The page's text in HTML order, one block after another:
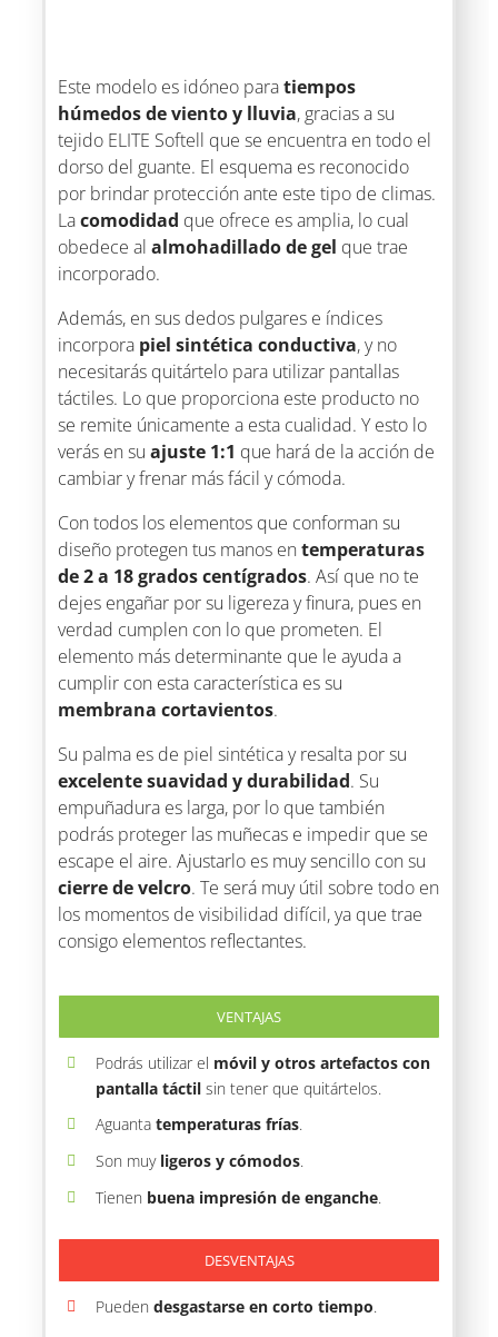
Este modelo es idóneo paratiempos
húmedos de viento y lluvia, gracias a su
tejido ELITE Softell que se encuentra en todo el
dorso del guante. El esquema es reconocido
por brindar protección ante este tipo de climas.
Lacomodidad que ofrece es amplia, lo cual
obedece alalmohadillado de gel que trae
incorporado.
Además, en sus dedos pulgares e índices
incorpora piel sintética conductiva, y no
necesitarás quitártelo para utilizar pantallas
táctiles. Lo que proporciona este producto no
se remite únicamente a esta cualidad. Y esto lo
verás en suajuste 1:1 que hará de la acción de
cambiar y frenar más fácil y cómoda.
Con todos los elementos que conforman su
diseño protegen tus manos entemperaturas
de 2 a 18 grados centígrados. Así que no te
dejes engañar por su ligereza y finura, pues en
verdad cumplen con lo que prometen. El
elemento más determinante que le ayuda a
cumplir con esta característica es su
membrana cortavientos.
Su palma es de piel sintética y resalta por su
excelente suavidad y durabilidad. Su
empuñadura es larga, por lo que también
podrás proteger las muñecas e impedir que se
escape el aire. Ajustarlo es muy sencillo con su
cierre de velcro. Te será muy útil sobre todo en
los momentos de visibilidad difícil, ya que trae
consigo elementos reflectantes.
VENTAJAS
Podrás utilizar el móvil y otros artefactos con
pantalla táctilsin tener que quitártelos.
Aguanta temperaturas frías.
Son muy ligeros y cómodos.
Tienen buena impresión de enganche.
DESVENTAJAS
Pueden desgastarse en corto tiempo.